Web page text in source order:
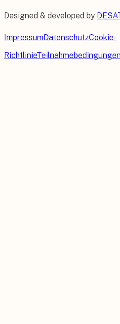
Designed & developed by
ImpressumDatenschutzCookie-
RichtlinieTeilnahmebedingungen